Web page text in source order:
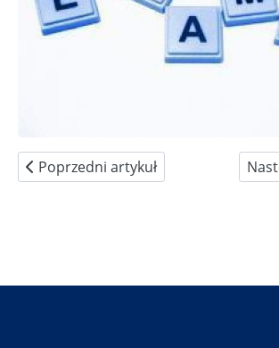
Poprzedni artykuł: Procedury
Poprzedni artykuł